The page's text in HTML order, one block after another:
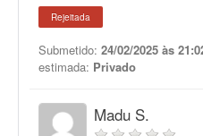
Rejeitada
Submetido: 24/02/2025 às
estimada: Privado
Madu S.